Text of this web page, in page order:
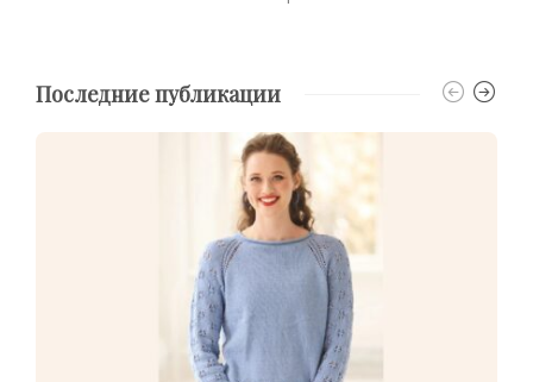
Последние публикации